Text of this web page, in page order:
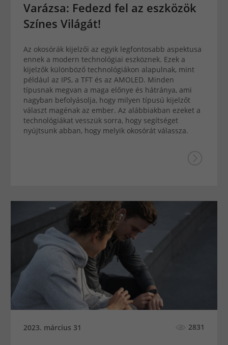
Varázsa: Fedezd fel az eszközök
Színes Világát!
Az okosórák kijelzői az egyik legfontosabb aspektusa
ennek a modern technológiai eszköznek. Ezek a
kijelzők különböző technológiákon alapulnak, mint
például az IPS, a TFT és az AMOLED. Minden
típusnak megvan a maga előnye és hátránya, ami
nagyban befolyásolja, hogy milyen típusú kijelzőt
választ magénak az ember. Az alábbiakban ezeket a
technológiákat vesszük sorra, hogy segítséget
nyújtsunk abban, hogy melyik okosórát válassza.
2023. március 31 2831